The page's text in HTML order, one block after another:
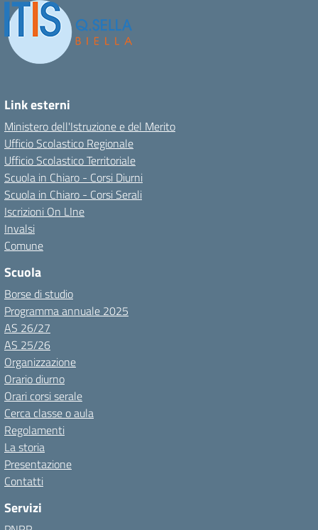
Link esterni
Ministero dell'Istruzione e del Merito
Ufficio Scolastico Regionale
Ufficio Scolastico Territoriale
Scuola in Chiaro - Corsi Diurni
Scuola in Chiaro - Corsi Serali
Iscrizioni On LIne
Invalsi
Comune
Scuola
Borse di studio
Programma annuale 2025
AS 26/27
AS 25/26
Organizzazione
Orario diurno
Orari corsi serale
Cerca classe o aula
Regolamenti
La storia
Presentazione
Contatti
Servizi